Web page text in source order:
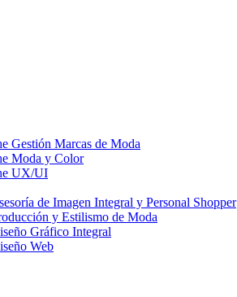
Gestión Marcas de Moda
Moda y Color
UX/UI
de Imagen Integral y Personal Shopper
y Estilismo de Moda
Gráfico Integral
Web